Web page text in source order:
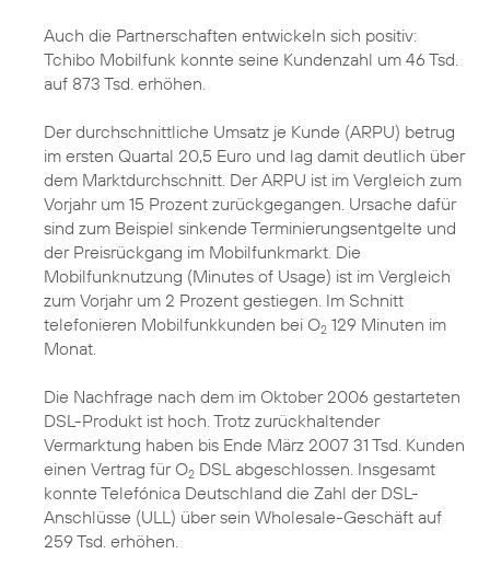
Auch die Partnerschaften entwickeln sich positiv:
Tchibo Mobilfunk konnte seine Kundenzahl um 46 Tsd.
auf 873 Tsd. erhöhen.
Der durchschnittliche Umsatz je Kunde (ARPU) betrug
im ersten Quartal 20,5 Euro und lag damit deutlich über
dem Marktdurchschnitt. Der ARPU ist im Vergleich zum
Vorjahr um 15 Prozent zurückgegangen. Ursache dafür
sind zum Beispiel sinkende Terminierungsentgelte und
der Preisrückgang im Mobilfunkmarkt. Die
Mobilfunknutzung (Minutes of Usage) ist im Vergleich
zum Vorjahr um 2 Prozent gestiegen. Im Schnitt
telefonieren Mobilfunkkunden bei O2 129 Minuten im
Monat.
Die Nachfrage nach dem im Oktober 2006 gestarteten
DSL-Produkt ist hoch. Trotz zurückhaltender
Vermarktung haben bis Ende März 2007 31 Tsd. Kunden
einen Vertrag für O2 DSL abgeschlossen. Insgesamt
konnte Telefónica Deutschland die Zahl der DSL-
Anschlüsse (ULL) über sein Wholesale-Geschäft auf
259 Tsd. erhöhen.